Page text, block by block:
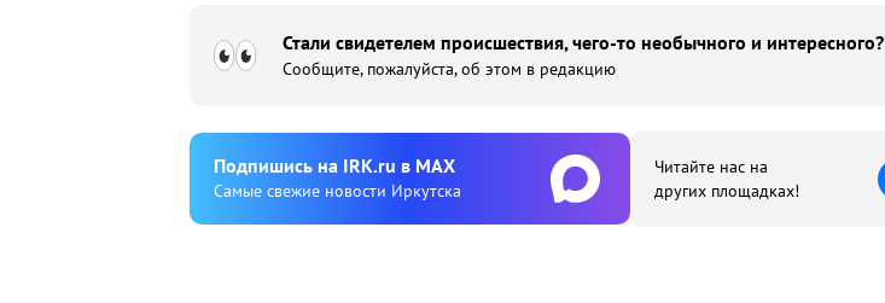
Стали свидетелем происшествия, чего-то необычного и интересного?
Сообщите, пожалуйста, об этом в редакцию
Подпишиcь на IRK.ru в MAX
Cамые свежие новости Иркутска
Читайте нас на
других площадках!